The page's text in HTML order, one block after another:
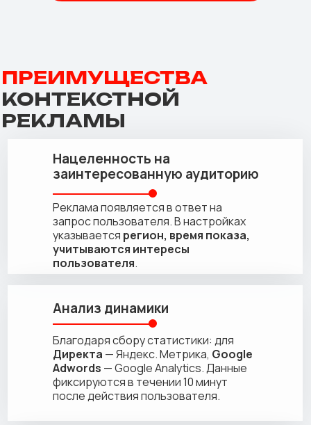
Нацеленность на
заинтересованную аудиторию
Реклама появляется в ответ на
запрос пользователя. В настройках
указывается регион, время показа,
учитываются интересы
пользователя.
Анализ динамики
Благодаря сбору статистики: для
Директа — Яндекс. Метрика, Google
Adwords — Google Analytics. Дaнные
фиксируются в течении 10 минут
после действия пользователя.
ПРЕИМУЩЕСТВА
КОНТЕКСТНОЙ
РЕКЛАМЫ